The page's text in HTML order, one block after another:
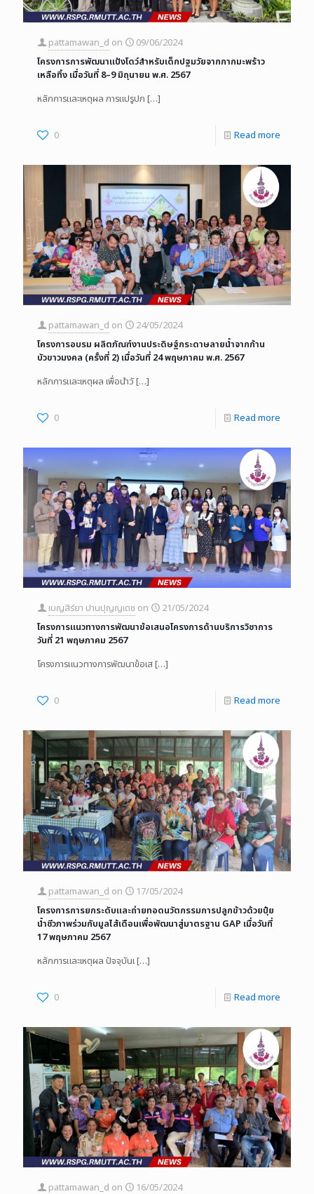
pattamawan_d on
09/06/2024
โครงการการพัฒนาแป้งโดว์สำหรับเด็กปฐมวัยจากกากมะพร้าว
เหลือทิ้ง เมื่อวันที่ 8–9 มิถุนายน พ.ศ. 2567
หลักการและเหตุผล การแปรูปก […]
0 Read more
pattamawan_d on
24/05/2024
โครงการอบรม ผลิตภัณฑ์งานประดิษฐ์กระดาษลายน้ำจากก้าน
บัวขาวมงคล (ครั้งที่ 2) เมื่อวันที่ 24 พฤษภาคม พ.ศ. 2567
หลักการและเหตุผล เพื่อนำวั[…]
0 Read more
เบญสิร์ยา ปานปุญญเดช on
21/05/2024
โครงการแนวทางการพัฒนาข้อเสนอโครงการด้านบริการวิชาการ
วันที่ 21 พฤษภาคม 2567
โครงการแนวทางการพัฒนาข้อเส[…]
0 Read more
pattamawan_d on
17/05/2024
โครงการการยกระดับและถ่ายทอดนวัตกรรมการปลูกข้าวด้วยปุ๋ย
น้ำชีวภาพร่วมกับมูลไส้เดือนเพื่อพัฒนาสู่มาตรฐาน GAP เมื่อวันที่
17 พฤษภาคม 2567
หลักการและเหตุผล ปัจจุบันเ[…]
0 Read more
pattamawan_d on 16/05/2024